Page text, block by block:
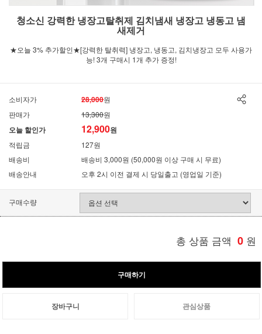
청소신 강력한 냉장고탈취제 김치냄새 냉장고 냉동고 냄
새제거
★오늘 3% 추가할인★[강력한 탈취력] 냉장고, 냉동고, 김치냉장고 모두 사용가
능! 3개 구매시 1개 추가 증정!
소비자가 28,000원
판매가
13,300원
오늘 할인가 12,900원
적립금
127원
배송비
배송비 3,000원 (50,000원 이상 구매 시 무료)
배송안내
오후 2시 이전 결제 시 당일출고 (영업일 기준)
구매수량
총 상품 금액 0 원
구매하기
장바구니 관심상품